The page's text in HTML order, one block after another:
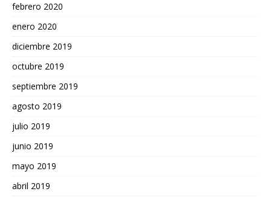
febrero 2020
enero 2020
diciembre 2019
octubre 2019
septiembre 2019
agosto 2019
julio 2019
junio 2019
mayo 2019
abril 2019